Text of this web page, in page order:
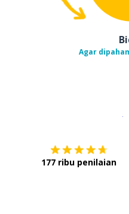
Agar
177 ribu penilaian